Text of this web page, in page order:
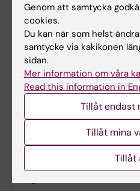
Dokument
Behörighetsblankett
Hade du nytta av
No
Genom att samtycka
cookies.
Du kan när som helst
samtycke via kakikonen
sidan.
Mer information om våra
Read this information in
Tillåt endast
Tillåt mina
Tillåt